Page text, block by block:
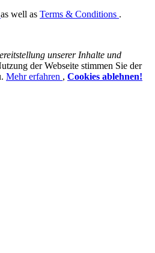
as well as Terms & Conditions .
unserer Inhalte und
der Webseite stimmen Sie der
Mehr erfahren , Cookies ablehnen!